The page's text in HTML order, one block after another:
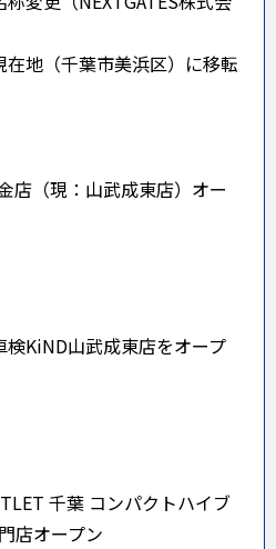
在地（千葉市美浜区）に移転
店（現：山武成東店）オー
検KiND山武成東店をオープ
千葉 コンパクトハイブ
店オープン